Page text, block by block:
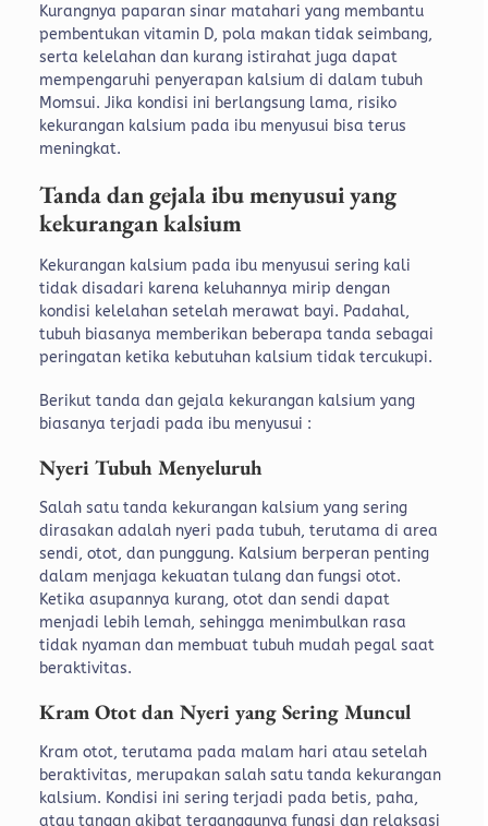
Kurangnya paparan sinar matahari yang membantu
pembentukan vitamin D, pola makan tidak seimbang,
serta kelelahan dan kurang istirahat juga dapat
mempengaruhi penyerapan kalsium di dalam tubuh
Momsui. Jika kondisi ini berlangsung lama, risiko
kekurangan kalsium pada ibu menyusui bisa terus
meningkat.
Tanda dan gejala ibu menyusui yang
kekurangan kalsium
Kekurangan kalsium pada ibu menyusui sering kali
tidak disadari karena keluhannya mirip dengan
kondisi kelelahan setelah merawat bayi. Padahal,
tubuh biasanya memberikan beberapa tanda sebagai
peringatan ketika kebutuhan kalsium tidak tercukupi.
Berikut tanda dan gejala kekurangan kalsium yang
biasanya terjadi pada ibu menyusui :
Nyeri Tubuh Menyeluruh
Salah satu tanda kekurangan kalsium yang sering
dirasakan adalah nyeri pada tubuh, terutama di area
sendi, otot, dan punggung. Kalsium berperan penting
dalam menjaga kekuatan tulang dan fungsi otot.
Ketika asupannya kurang, otot dan sendi dapat
menjadi lebih lemah, sehingga menimbulkan rasa
tidak nyaman dan membuat tubuh mudah pegal saat
beraktivitas.
Kram Otot dan Nyeri yang Sering Muncul
Kram otot, terutama pada malam hari atau setelah
beraktivitas, merupakan salah satu tanda kekurangan
kalsium. Kondisi ini sering terjadi pada betis, paha,
atau tangan akibat terganggunya fungsi dan relaksasi